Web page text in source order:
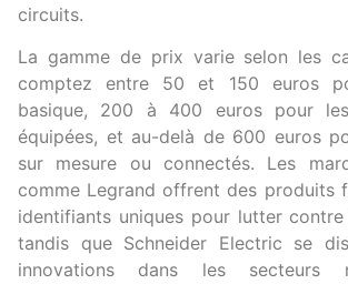
circuits.
La gamme de prix varie selon les
comptez entre 50 et 150 euros
basique, 200 à 400 euros pour
équipées, et au-delà de 600 euros
sur mesure ou connectés. Les
comme Legrand offrent des produits
identifiants uniques pour lutter
tandis que Schneider Electric se
innovations dans les secteurs